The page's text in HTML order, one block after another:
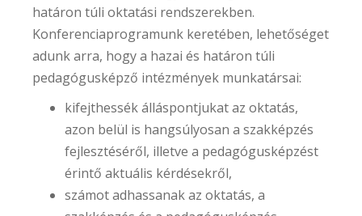
határon túli oktatási rendszerekben.
Konferenciaprogramunk keretében, lehetőséget
adunk arra, hogy a hazai és határon túli
pedagógusképző intézmények munkatársai:
kifejthessék álláspontjukat az oktatás,
azon belül is hangsúlyosan a szakképzés
fejlesztéséről, illetve a pedagógusképzést
érintő aktuális kérdésekről,
számot adhassanak az oktatás, a